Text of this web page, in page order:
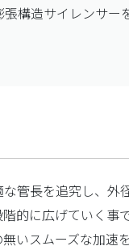
張構造サイレンサ
管長を追究し、外
的に広げていく事
いスムーズな加速